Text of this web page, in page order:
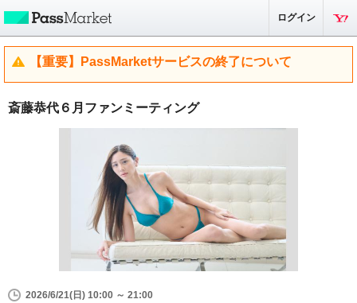
ログイン
【重要】PassMarketサービスの終了について
斎藤恭代６月ファンミーティング
2026/6/21(日) 10:00 ～ 21:00